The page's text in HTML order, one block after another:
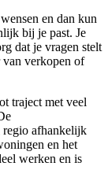
en dan kun
bij je past. Je
dat je vragen stelt
van verkopen of
traject met veel
afhankelijk
en het
werken en is